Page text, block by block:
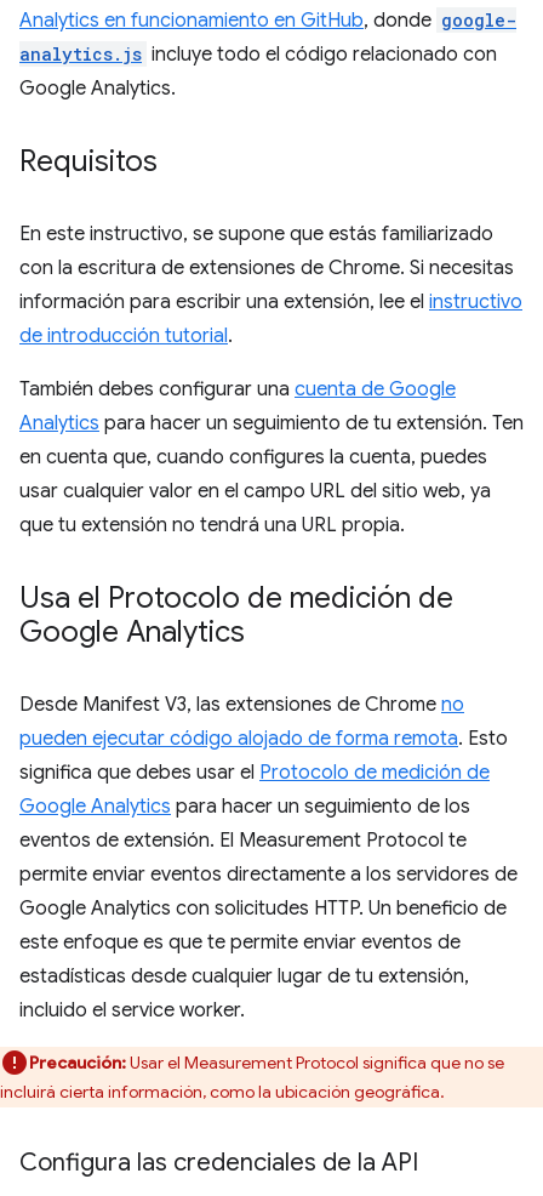
Analytics en funcionamiento en GitHub, donde google-
analytics.js incluye todo el código relacionado con
Google Analytics.
Requisitos
En este instructivo, se supone que estás familiarizado
con la escritura de extensiones de Chrome. Si necesitas
información para escribir una extensión, lee el instructivo
de introducción tutorial.
También debes configurar una cuenta de Google
Analytics para hacer un seguimiento de tu extensión. Ten
en cuenta que, cuando configures la cuenta, puedes
usar cualquier valor en el campo URL del sitio web, ya
que tu extensión no tendrá una URL propia.
Usa el Protocolo de medición de
Google Analytics
Desde Manifest V3, las extensiones de Chrome no
pueden ejecutar código alojado de forma remota. Esto
significa que debes usar el Protocolo de medición de
Google Analytics para hacer un seguimiento de los
eventos de extensión. El Measurement Protocol te
permite enviar eventos directamente a los servidores de
Google Analytics con solicitudes HTTP. Un beneficio de
este enfoque es que te permite enviar eventos de
estadísticas desde cualquier lugar de tu extensión,
incluido el service worker.
Precaución:Usar el Measurement Protocol significa que no se
incluirá cierta información, como la ubicación geográfica.
Configura las credenciales de la API